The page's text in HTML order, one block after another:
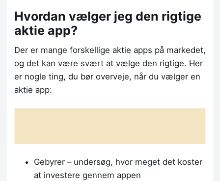
Hvordan vælger jeg den rigtige
aktie app?
Der er mange forskellige aktie apps på markedet,
og det kan være svært at vælge den rigtige. Her
er nogle ting, du bør overveje, når du vælger en
aktie app:
Gebyrer – undersøg, hvor meget det koster
at investere gennem appen